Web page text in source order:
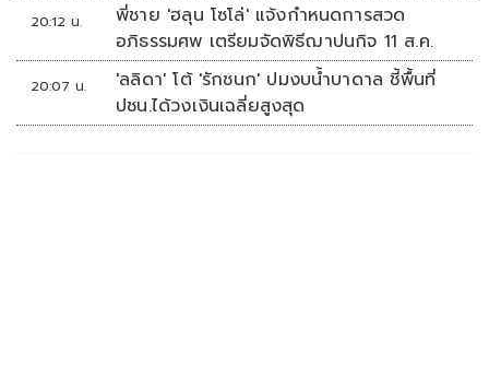
20:12 น.
พี่ชาย 'ฮลุน โซโล่' แจ้งกำหนดการสวด
อภิธรรมศพ เตรียมจัดพิธีฌาปนกิจ 11 ส.ค.
20:07 น.
'ลลิดา' โต้ 'รักชนก' ปมงบน้ำบาดาล ชี้พื้นที่
ปชน.ได้วงเงินเฉลี่ยสูงสุด